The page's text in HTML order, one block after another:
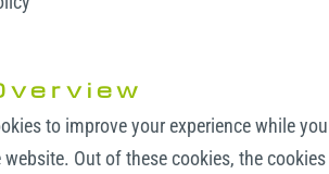
to improve your experience while you
Out of these cookies, the cookies